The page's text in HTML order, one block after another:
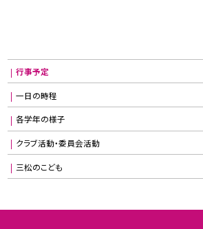
行事予定
一日の時程
各学年の様子
クラブ活動・委員会活動
三松のこども